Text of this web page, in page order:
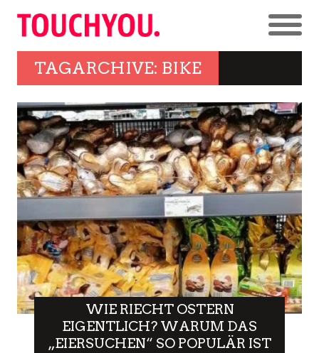
TAGARCHIVE: BIKE
WIE RIECHT OSTERN
EIGENTLICH? WARUM DAS
„EIERSUCHEN“ SO POPULÄR IST